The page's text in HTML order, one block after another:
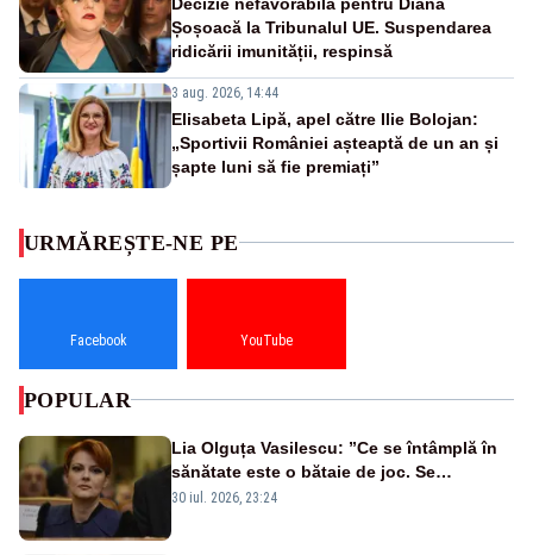
Șoșoacă la Tribunalul UE. Suspendarea
ridicării imunității, respinsă
3 aug. 2026, 14:44
Elisabeta Lipă, apel către Ilie Bolojan:
„Sportivii României așteaptă de un an și
șapte luni să fie premiați”
URMĂREȘTE-NE PE
Facebook YouTube
POPULAR
Lia Olguța Vasilescu: ”Ce se întâmplă în
sănătate este o bătaie de joc. Se
guvernează extraordinar de prost”
30 iul. 2026, 23:24